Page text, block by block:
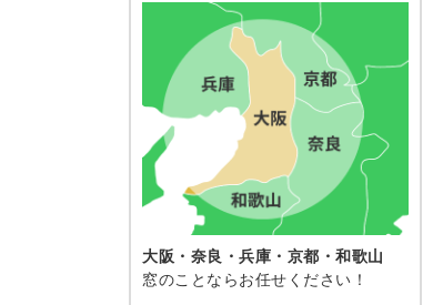
大阪・奈良・兵庫・京都・和歌山
窓のことならお任せください！